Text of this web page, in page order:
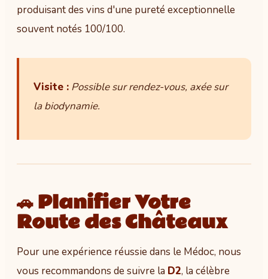
produisant des vins d'une pureté exceptionnelle
souvent notés 100/100.
Visite : Possible sur rendez-vous, axée sur
la biodynamie.
🚗 Planifier Votre
Route des Châteaux
Pour une expérience réussie dans le Médoc, nous
vous recommandons de suivre la D2, la célèbre